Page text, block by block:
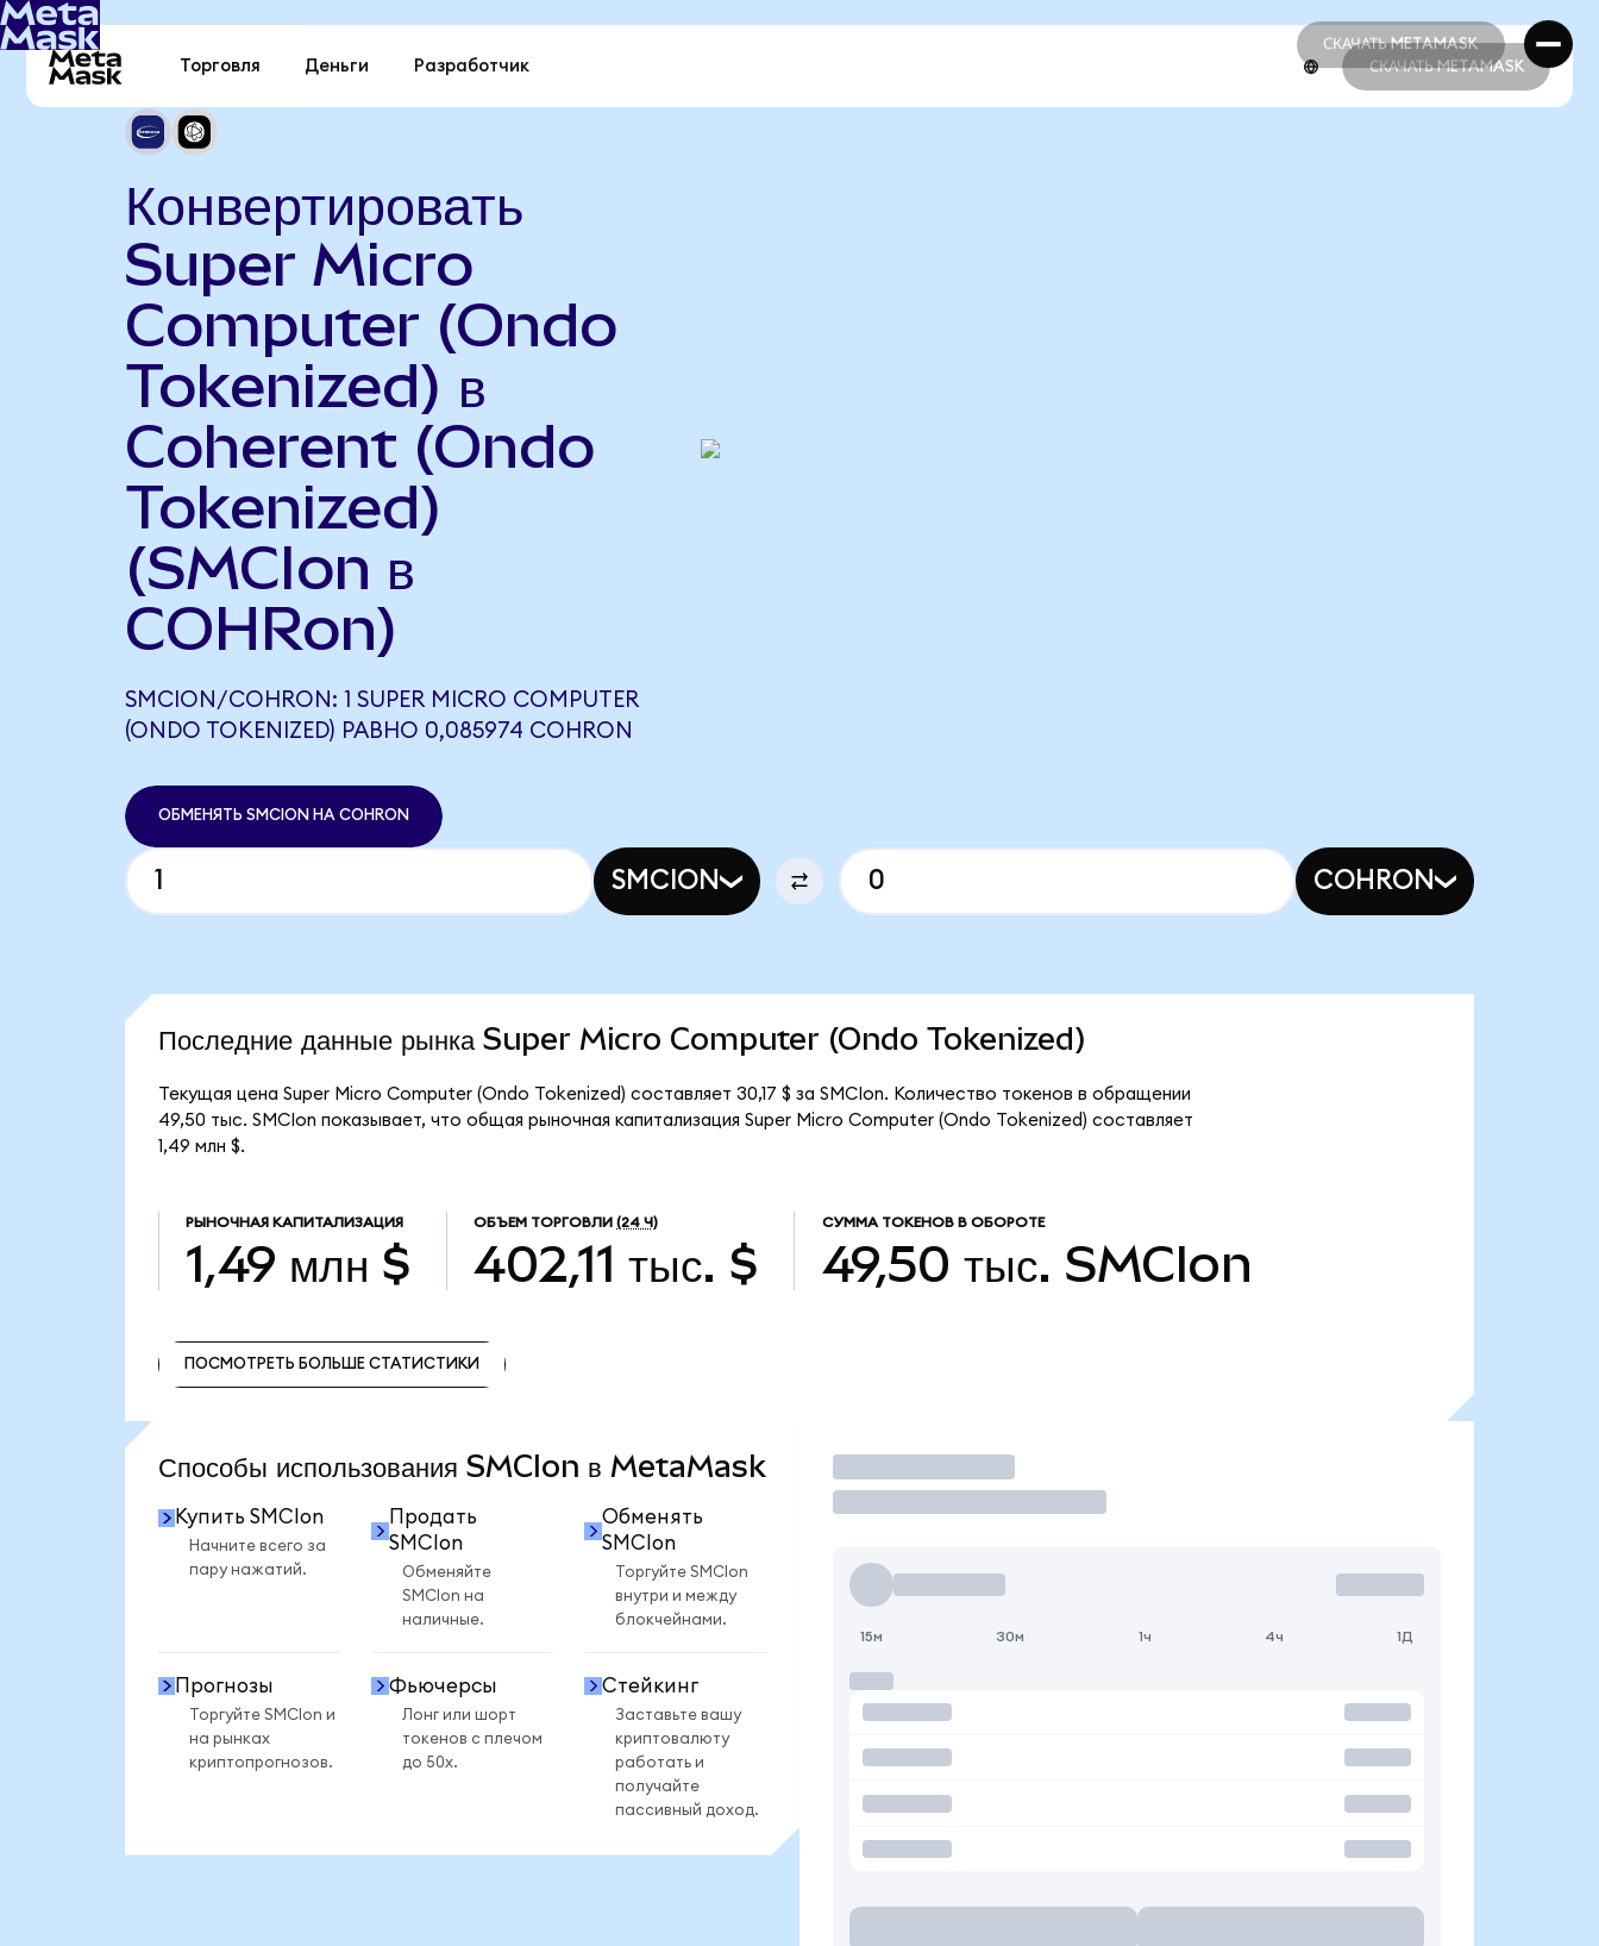
СКАЧАТЬ METAMASK
СКАЧАТЬ METAMASK
Торговля Деньги Разработчик СКАЧАТЬ METAMASK
Конвертировать
Super Micro
Computer (Ondo
Tokenized) в
Coherent (Ondo
Tokenized)
(SMCIon в
COHRon)
SMCION/COHRON: 1 SUPER MICRO COMPUTER
(ONDO TOKENIZED) РАВНО 0,085974 COHRON
ОБМЕНЯТЬ SMCION НА COHRON
SMCION COHRON
Последние данные рынка Super Micro Computer (Ondo Tokenized)
Текущая цена Super Micro Computer (Ondo Tokenized) составляет 30,17 $ за SMCIon. Количество токенов в обращении
49,50 тыс. SMCIon показывает, что общая рыночная капитализация Super Micro Computer (Ondo Tokenized) составляет
1,49 млн $.
РЫНОЧНАЯ КАПИТАЛИЗАЦИЯ
1,49 млн $
ОБЪЕМ ТОРГОВЛИ (24 Ч)
402,11 тыс. $
СУММА ТОКЕНОВ В ОБОРОТЕ
49,50 тыс. SMCIon
ПОСМОТРЕТЬ БОЛЬШЕ СТАТИСТИКИ
Способы использования SMCIon в MetaMask
Купить SMCIon
Начните всего за
пару нажатий.
Продать
SMCIon
Обменяйте
SMCIon на
наличные.
Обменять
SMCIon
Торгуйте SMCIon
внутри и между
блокчейнами.
Прогнозы
Торгуйте SMCIon и
на рынках
криптопрогнозов.
Фьючерсы
Лонг или шорт
токенов с плечом
до 50x.
Стейкинг
Заставьте вашу
криптовалюту
работать и
получайте
пассивный доход.
Торговать
15м 30м 1ч 4ч 1Д